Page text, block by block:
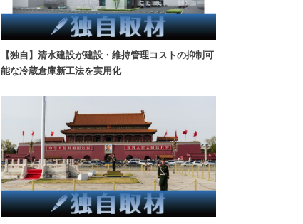
【独自】清水建設が建設・維持管理コストの抑制可
能な冷蔵倉庫新工法を実用化